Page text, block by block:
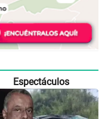
Espectáculos